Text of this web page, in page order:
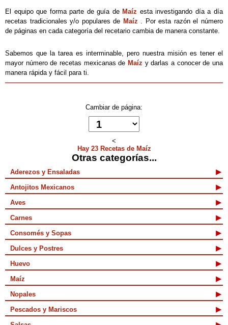
El equipo que forma parte de guía de Maíz esta investigando día a día
recetas tradicionales y/o populares de Maíz . Por esta razón el número
de páginas en cada categoría del recetario cambia de manera constante.
Sabemos que la tarea es interminable, pero nuestra misión es tener el
mayor número de recetas mexicanas de Maíz y darlas a conocer de una
manera rápida y fácil para ti.
Cambiar de página:
<
Hay 23 Recetas de Maíz
Otras categorías...
Aderezos y Ensaladas
Antojitos Mexicanos
Aves
Carnes
Consomés y Sopas
Dulces y Postres
Huevo
Maíz
Nopales
Pescados y Mariscos